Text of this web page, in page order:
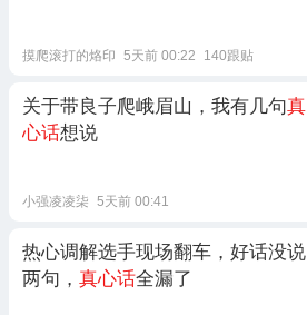
摸爬滚打的烙印 5天前 00:22 140跟贴
关于带良子爬峨眉山，我有几句真
心话想说
小强凌凌柒 5天前 00:41
热心调解选手现场翻车，好话没说
两句， 真心话全漏了